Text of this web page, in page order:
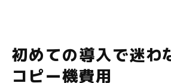
初めての導入で迷わ
コピー機費用